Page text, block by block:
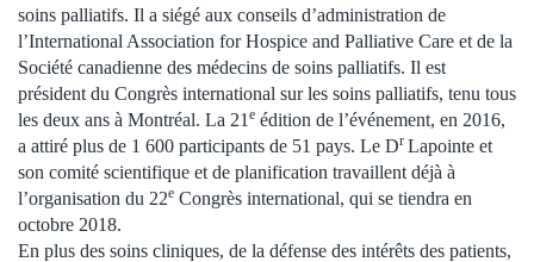
soins palliatifs. Il a siégé aux conseils d’administration de
l’International Association for Hospice and Palliative Care et de la
Société canadienne des médecins de soins palliatifs. Il est
président du Congrès international sur les soins palliatifs, tenu tous
les deux ans à Montréal. La 21 e édition de l’événement, en 2016,
a attiré plus de 1 600 participants de 51 pays. Le Dr Lapointe et
son comité scientifique et de planification travaillent déjà à
l’organisation du 22e Congrès international, qui se tiendra en
octobre 2018.
En plus des soins cliniques, de la défense des intérêts des patients,